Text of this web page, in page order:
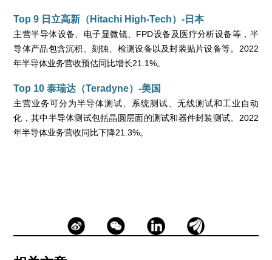
Top 9 日立高新（Hitachi High-Tech）-日本
主营半导体设备、电子显微镜、FPD设备及医疗分析设备等，半
导体产品包含沉积、刻蚀、检测设备以及封装贴片设备等。2022
年半导体业务营收预估同比增长21.1%。
Top 10 泰瑞达（Teradyne）-美国
主营业务可分为半导体测试、系统测试、无线测试和工业自动
化，其中半导体测试包括晶圆层面的测试和器件封装测试。2022
年半导体业务营收同比下降21.3%。